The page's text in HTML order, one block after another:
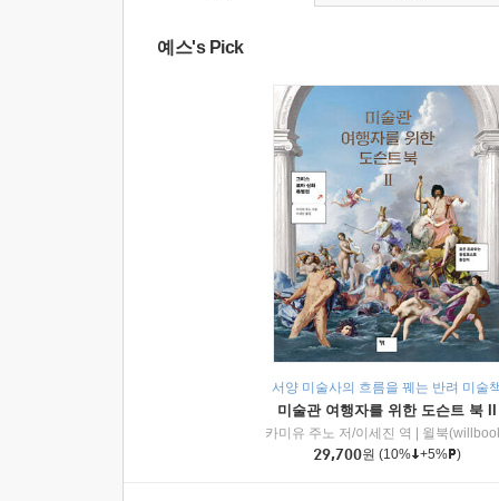
예스's Pick
서양 미술사의 흐름을 꿰는 반려 미술
미술관 여행자를 위한 도슨트 북 II
카미유 주노 저/이세진 역
윌북
29,700원 (10% +5% )